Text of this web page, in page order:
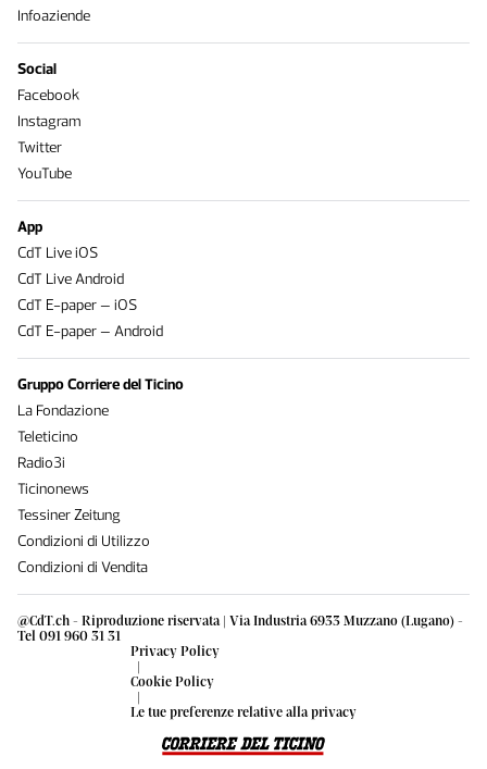
@CdT.ch - Riproduzione riservata | Via Industria 6933 Muzzano (Lugano) -
Tel 091 960 31 31
Privacy Policy
|
Cookie Policy
|
Le tue preferenze relative alla privacy
Infoaziende
Social
Facebook
Instagram
Twitter
YouTube
App
CdT Live iOS
CdT Live Android
CdT E-paper – iOS
CdT E-paper – Android
Gruppo Corriere del Ticino
La Fondazione
Teleticino
Radio3i
Ticinonews
Tessiner Zeitung
Condizioni di Utilizzo
Condizioni di Vendita